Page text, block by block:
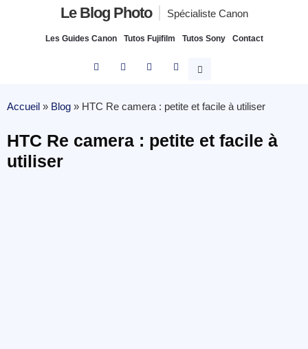
Le Blog Photo Spécialiste Canon
Les Guides Canon Tutos Fujifilm Tutos Sony Contact
Accueil » Blog » HTC Re camera : petite et facile à utiliser
HTC Re camera : petite et facile à
utiliser